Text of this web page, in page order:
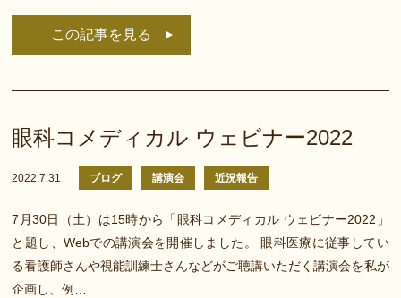
この記事を見る
眼科コメディカル ウェビナー2022
2022.7.31 ブログ 講演会 近況報告
7月30日（土）は15時から「眼科コメディカル ウェビナー2022」
と題し、Webでの講演会を開催しました。 眼科医療に従事してい
る看護師さんや視能訓練士さんなどがご聴講いただく講演会を私が
企画し、例…